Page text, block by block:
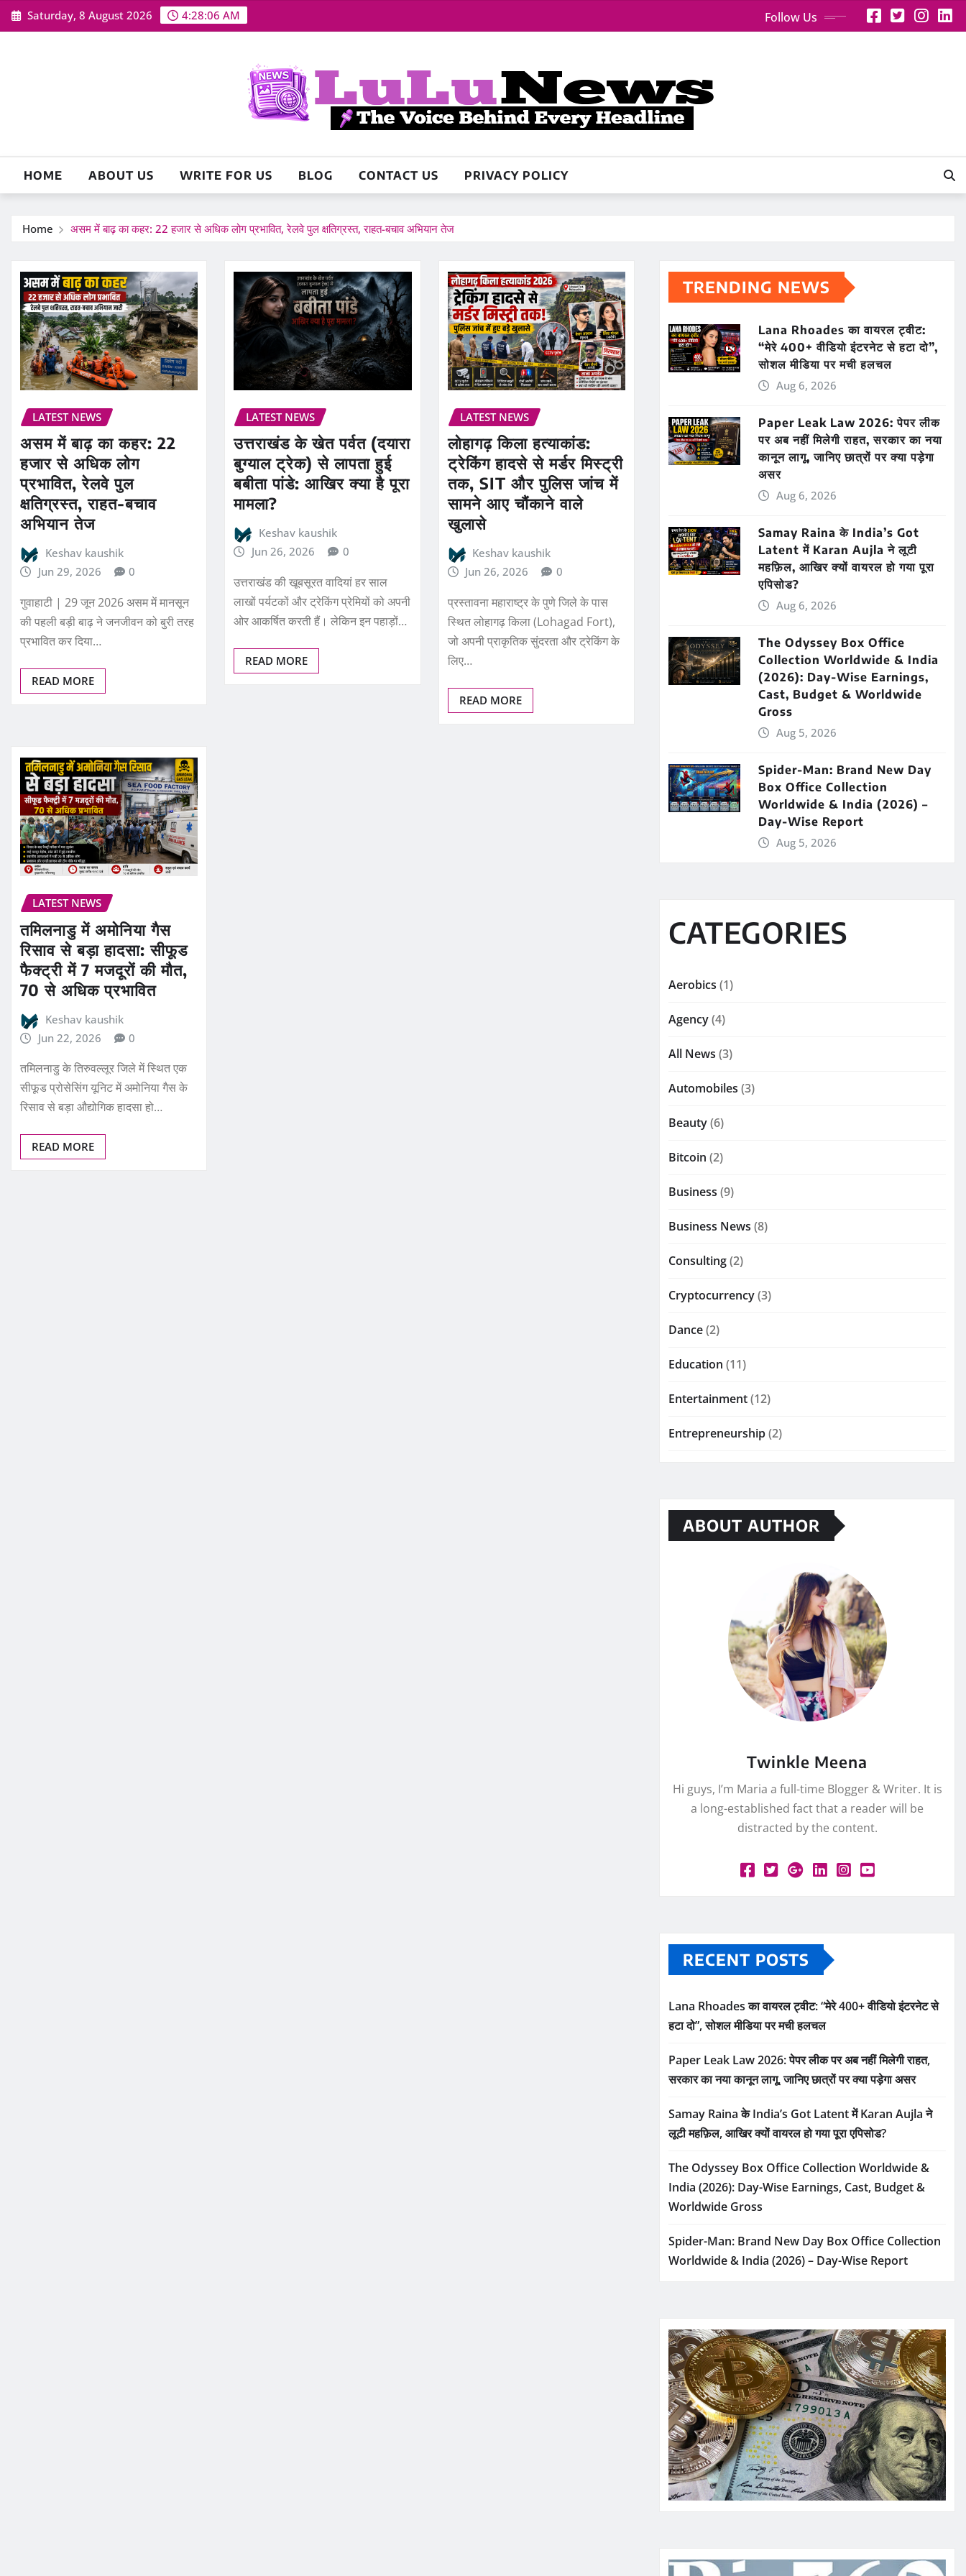
Skip
to
Saturday, 8 August 2026 4:28:08 AM Follow Us
HOME ABOUT US WRITE FOR US BLOG CONTACT US PRIVACY POLICY
Home असम में बाढ़ का कहर: 22 हजार से अधिक लोग प्रभावित, रेलवे पुल क्षतिग्रस्त, राहत-बचाव अभियान तेज
LATEST NEWS
असम में बाढ़ का कहर: 22
हजार से अधिक लोग
प्रभावित, रेलवे पुल
क्षतिग्रस्त, राहत-बचाव
अभियान तेज
Keshav kaushik
Jun 29, 2026
0
गुवाहाटी | 29 जून 2026 असम में मानसून
की पहली बड़ी बाढ़ ने जनजीवन को बुरी तरह
प्रभावित कर दिया…
READ MORE
LATEST NEWS
उत्तराखंड के खेत पर्वत (दयारा
बुग्याल ट्रेक) से लापता हुई
बबीता पांडे: आखिर क्या है पूरा
मामला?
Keshav kaushik
Jun 26, 2026
0
उत्तराखंड की खूबसूरत वादियां हर साल
लाखों पर्यटकों और ट्रेकिंग प्रेमियों को अपनी
ओर आकर्षित करती हैं। लेकिन इन पहाड़ों…
READ MORE
LATEST NEWS
लोहागढ़ किला हत्याकांड:
ट्रेकिंग हादसे से मर्डर मिस्ट्री
तक, SIT और पुलिस जांच में
सामने आए चौंकाने वाले
खुलासे
Keshav kaushik
Jun 26, 2026
0
प्रस्तावना महाराष्ट्र के पुणे जिले के पास
स्थित लोहागढ़ किला (Lohagad Fort),
जो अपनी प्राकृतिक सुंदरता और ट्रेकिंग के
लिए…
READ MORE
LATEST NEWS
तमिलनाडु में अमोनिया गैस
रिसाव से बड़ा हादसा: सीफूड
फैक्ट्री में 7 मजदूरों की मौत,
70 से अधिक प्रभावित
Keshav kaushik
Jun 22, 2026
0
तमिलनाडु के तिरुवल्लूर जिले में स्थित एक
सीफूड प्रोसेसिंग यूनिट में अमोनिया गैस के
रिसाव से बड़ा औद्योगिक हादसा हो…
READ MORE
TRENDING NEWS
Lana Rhoades का वायरल ट्वीट:
“मेरे 400+ वीडियो इंटरनेट से हटा दो”,
सोशल मीडिया पर मची हलचल
Aug 6, 2026
Paper Leak Law 2026: पेपर लीक
पर अब नहीं मिलेगी राहत, सरकार का नया
कानून लागू, जानिए छात्रों पर क्या पड़ेगा
असर
Aug 6, 2026
Samay Raina के India’s Got
Latent में Karan Aujla ने लूटी
महफ़िल, आखिर क्यों वायरल हो गया पूरा
एपिसोड?
Aug 6, 2026
The Odyssey Box Office
Collection Worldwide & India
(2026): Day-Wise Earnings,
Cast, Budget & Worldwide
Gross
Aug 5, 2026
Spider-Man: Brand New Day
Box Office Collection
Worldwide & India (2026) –
Day-Wise Report
Aug 5, 2026
CATEGORIES
Aerobics (1)
Agency(4)
All News (3)
Automobiles (3)
Beauty(6)
Bitcoin (2)
Business (9)
Business News (8)
Consulting(2)
Cryptocurrency(3)
Dance(2)
Education (11)
Entertainment(12)
Entrepreneurship(2)
ABOUT AUTHOR
Twinkle Meena
Hi guys, I’m Maria a full-time Blogger & Writer. It is
a long-established fact that a reader will be
distracted by the content.
RECENT POSTS
Lana Rhoades का वायरल ट्वीट: “मेरे 400+ वीडियो इंटरनेट से
हटा दो”, सोशल मीडिया पर मची हलचल
Paper Leak Law 2026: पेपर लीक पर अब नहीं मिलेगी राहत,
सरकार का नया कानून लागू, जानिए छात्रों पर क्या पड़ेगा असर
Samay Raina के India’s Got Latent में Karan Aujla ने
लूटी महफ़िल, आखिर क्यों वायरल हो गया पूरा एपिसोड?
The Odyssey Box Office Collection Worldwide &
India (2026): Day-Wise Earnings, Cast, Budget &
Worldwide Gross
Spider-Man: Brand New Day Box Office Collection
Worldwide & India (2026) – Day-Wise Report